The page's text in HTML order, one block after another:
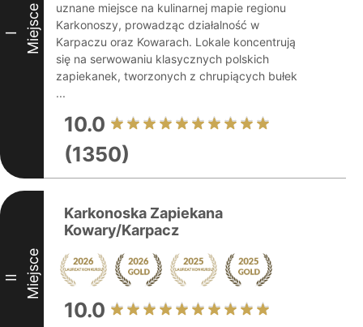
I Miejsce
uznane miejsce na kulinarnej mapie regionu
Karkonoszy, prowadząc działalność w
Karpaczu oraz Kowarach. Lokale koncentrują
się na serwowaniu klasycznych polskich
zapiekanek, tworzonych z chrupiących bułek
...
10.0
(1350)
II Miejsce
Karkonoska Zapiekana
Kowary/Karpacz
10.0